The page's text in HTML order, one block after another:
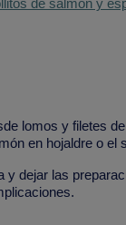
de salmón y
lomos y filetes
en hojaldre o el
dejar las